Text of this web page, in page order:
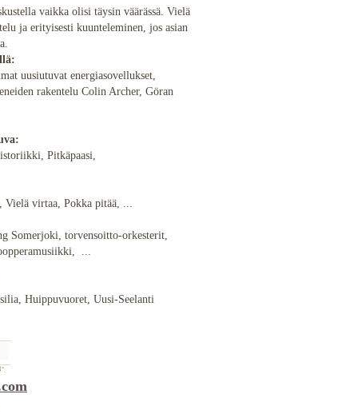
vaikka olisi täysin väärässä. Vielä
ja erityisesti kuunteleminen, jos asian
uusiutuvat energiasovellukset,
rakentelu Colin Archer, Göran
Pitkäpaasi,
Vielä virtaa, Pokka pitää, ...
Somerjoki, torvensoitto-orkesterit,
...
Huippuvuoret, Uusi-Seelanti